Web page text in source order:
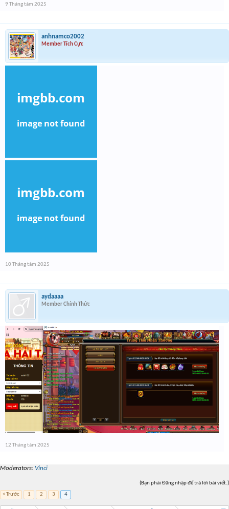
9 Tháng tám 2025
anhnamco2002
Member Tích Cực
10 Tháng tám 2025
aydaaaa
Member Chính Thức
12 Tháng tám 2025
Moderators: Vinci
(Bạn phải Đăng nhập để trả lời bài viết.)
< Trước
1 2 3 4